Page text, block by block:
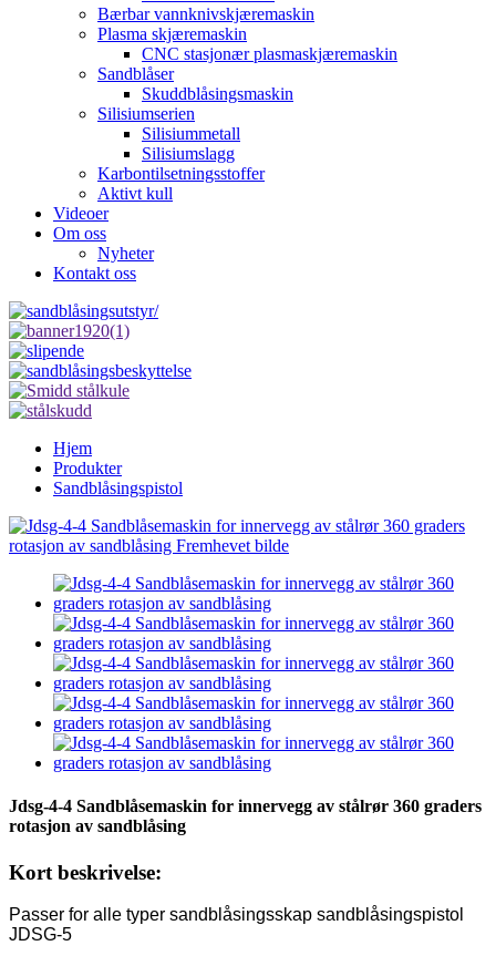
Bærbar vannknivskjæremaskin
Plasma skjæremaskin
CNC stasjonær plasmaskjæremaskin
Sandblåser
Skuddblåsingsmaskin
Silisiumserien
Silisiummetall
Silisiumslagg
Karbontilsetningsstoffer
Aktivt kull
Videoer
Om oss
Nyheter
Kontakt oss
Hjem
Produkter
Sandblåsingspistol
Jdsg-4-4 Sandblåsemaskin for innervegg av stålrør 360 graders
rotasjon av sandblåsing
Kort beskrivelse:
Passer for alle typer sandblåsingsskap sandblåsingspistol
JDSG-5